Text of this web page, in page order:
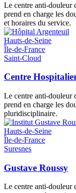
Le centre anti-douleur
prend en charge les
et horaires du service.
Hauts-de-Seine
Île-de-France
Saint-Cloud
Centre
Le centre anti-douleur
prend en charge les
pluridisciplinaire.
Hauts-de-Seine
Île-de-France
Suresnes
Gustave Roussy
Le centre anti-douleur